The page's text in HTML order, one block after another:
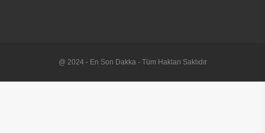
@ 2024 - En Son Dakka - Tüm Hakları Saklıdır